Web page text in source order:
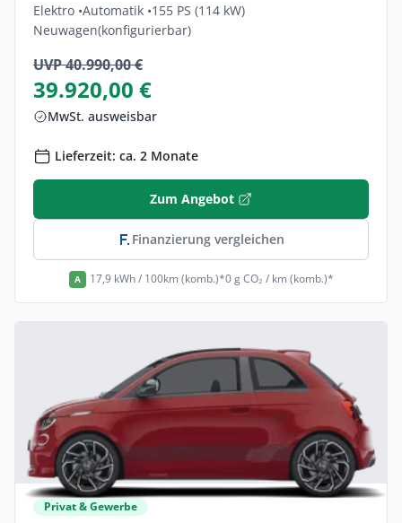
Elektro •Automatik •155 PS (114 kW)
Neuwagen(konfigurierbar)
UVP 40.990,00 €
39.920,00 €
MwSt. ausweisbar
Lieferzeit: ca. 2 Monate
Zum Angebot
Finanzierung vergleichen
A 17,9 kWh / 100km (komb.)*0 g CO₂ / km (komb.)*
Privat & Gewerbe